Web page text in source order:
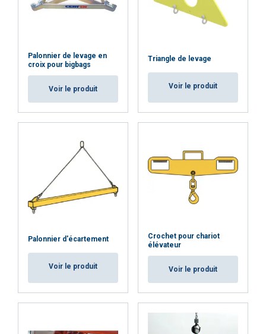
Palonnier de levage en
croix pour bigbags
Voir le produit
Triangle de levage
Voir le produit
Palonnier d'écartement
Voir le produit
Crochet pour chariot
élévateur
Voir le produit
peuvent les combiner avec d"autres
informations que vous leur avez fournies ou
Strictement
nécessaires
Performance Ciblage
ACCEPTER TOUT
AFFICHER LES DÉTAILS
Cookie Policy